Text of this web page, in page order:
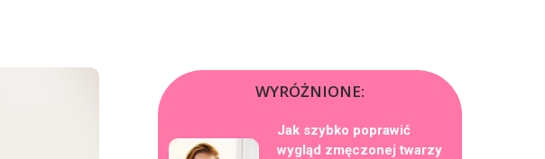
WYRÓŻNIONE:
Jak szybko poprawić
wygląd zmęczonej twarzy